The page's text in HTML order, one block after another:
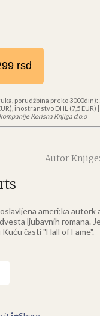
rsd
porudžbina preko 3000din):
inostranstvo DHL (7,5 EUR) |
Korisna Knjiga d.o.o
Autor Knjige:
ameri;ka autork
ljubavnih romana.
časti "Hall of Fame".